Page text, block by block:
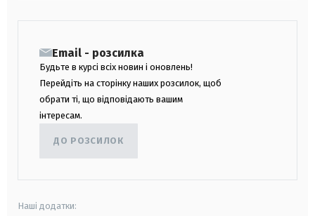
Email - розсилка
Будьте в курсі всіх новин і оновлень!
Перейдіть на сторінку наших розсилок, щоб
обрати ті, що відповідають вашим
інтересам.
ДО РОЗСИЛОК
Наші додатки: